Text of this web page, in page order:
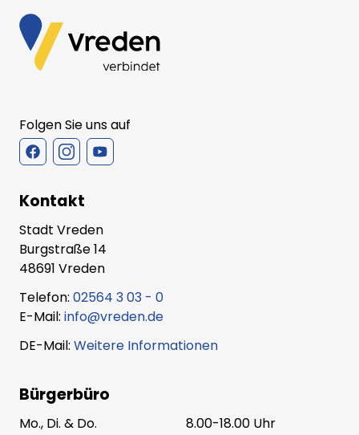
Folgen Sie uns auf
Kontakt
Stadt Vreden
Burgstraße 14
48691 Vreden
Telefon: 02564 3 03 - 0
E-Mail: info@vreden.de
DE-Mail: Weitere Informationen
Bürgerbüro
Mo., Di. & Do.
8.00-18.00 Uhr